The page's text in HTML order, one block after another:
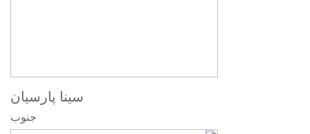
سینا پارسیان
جنوب